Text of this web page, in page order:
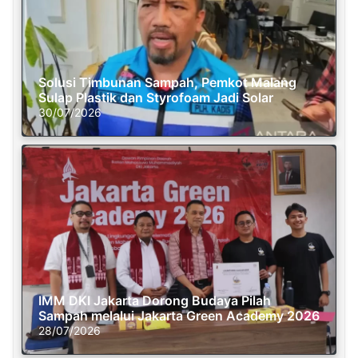
Solusi Timbunan Sampah, Pemkot Malang
Sulap Plastik dan Styrofoam Jadi Solar
30/07/2026
IMM DKI Jakarta Dorong Budaya Pilah
Sampah melalui Jakarta Green Academy 2026
28/07/2026